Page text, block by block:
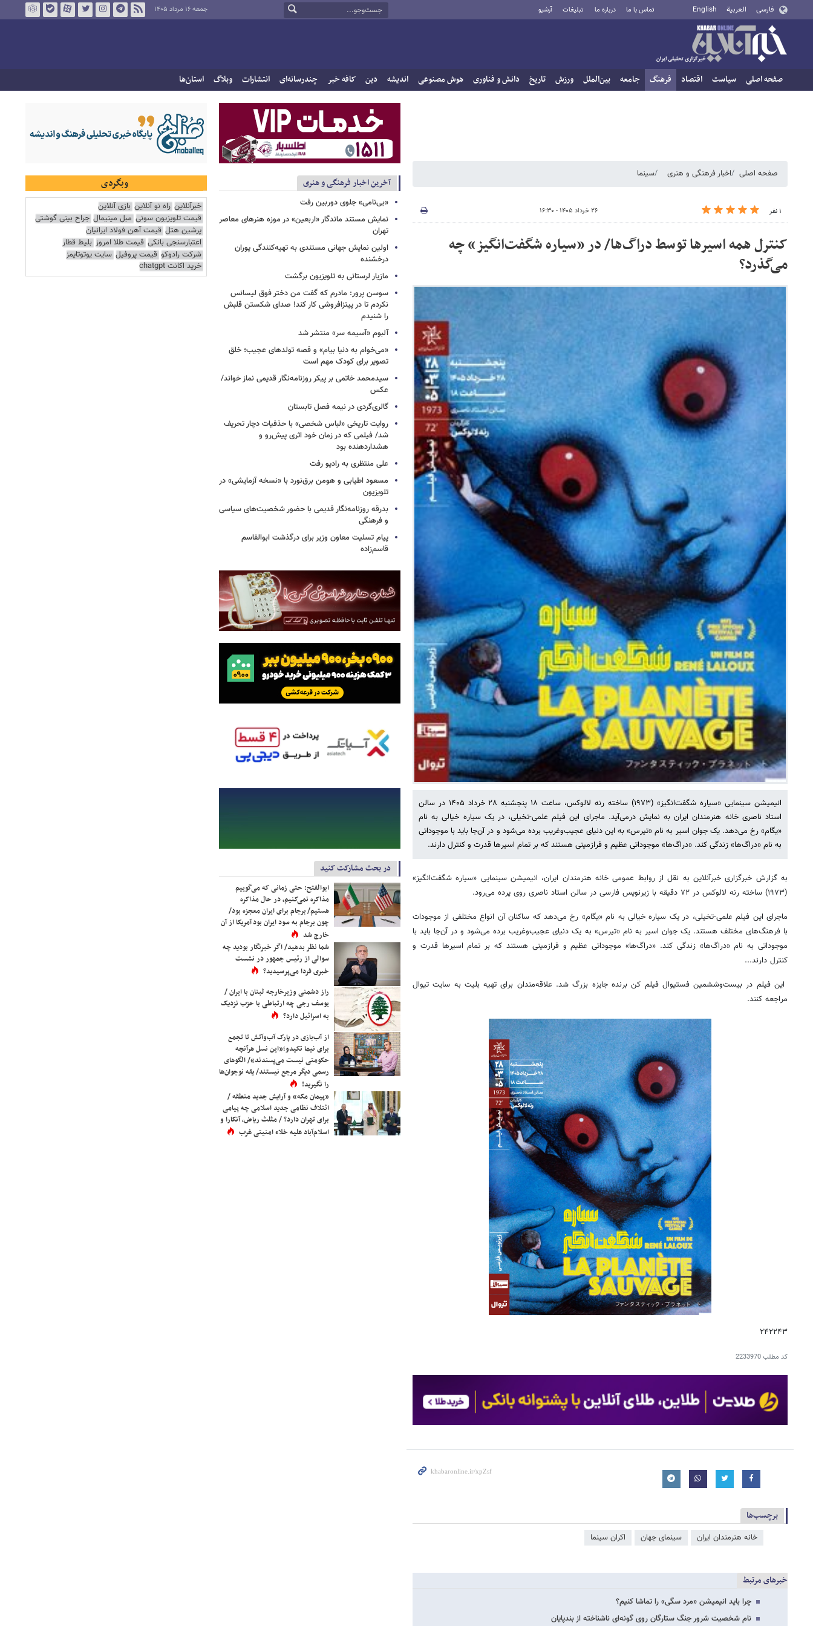
فارسی العربية English تماس با ما درباره ما تبلیغات آرشیو جمعه ۱۶ مرداد ۱۴۰۵
صفحه اصلی سیاست اقتصاد فرهنگ جامعه بین‌الملل ورزش تاریخ دانش و فناوری هوش مصنوعی اندیشه دین کافه خبر چندرسانه‌ای انتشارات وبلاگ استان‌ها
صفحه اصلی اخبار فرهنگی و هنری سینما
۱ نفر ۲۶ خرداد ۱۴۰۵ - ۱۶:۳۰
کنترل همه اسیرها توسط دراگ‌ها/ در «سیاره شگفت‌انگیز» ‏چه
می‌گذرد؟
انیمیشن سینمایی «سیاره شگفت‌انگیز» ‏(۱۹۷۳) ساخته رنه لالوکس، ساعت ۱۸ پنجشنبه ۲۸ خرداد ۱۴۰۵ در سالن
استاد ناصری خانه هنرمندان ایران به نمایش درمی‌آید. ماجرای این فیلم علمی‌-تخیلی، در یک سیاره خیالی به نام
«یگام» رخ می‌دهد. یک جوان اسیر به نام «تیرس» به این دنیای عجیب‌وغریب برده می‌شود و در آن‌جا باید با موجوداتی
به نام «دراگ‌ها» زندگی کند. «دراگ‌ها» موجوداتی عظیم و فرازمینی هستند که بر تمام اسیرها قدرت و کنترل دارند.
به گزارش خبرگزاری خبرآنلاین به نقل از روابط عمومی خانه هنرمندان ایران، انیمیشن سینمایی «سیاره شگفت‌انگیز»
‏(۱۹۷۳) ساخته رنه لالوکس در ۷۲ دقیقه با زیرنویس فارسی در سالن استاد ناصری روی پرده می‌رود.
ماجرای این فیلم علمی‌-تخیلی، در یک سیاره خیالی به نام «یگام» رخ می‌دهد که ساکنان آن انواع مختلفی از موجودات
با فرهنگ‌های مختلف هستند. یک جوان اسیر به نام «تیرس» به یک دنیای عجیب‌وغریب برده می‌شود و در آن‌جا باید با
موجوداتی به نام «دراگ‌ها» زندگی کند. «دراگ‌ها» موجوداتی عظیم و فرازمینی هستند که بر تمام اسیرها قدرت و
کنترل دارند...
این فیلم در بیست‌وششمین فستیوال فیلم کن برنده جایزه بزرگ شد. علاقه‌مندان برای تهیه بلیت به سایت تیوال
مراجعه کنند.
۲۴۲۲۴۳
کد مطلب2233970
برچسب‌ها
خانه هنرمندان ایران سینمای جهان اکران سینما
خبرهای مرتبط
چرا باید انیمیشن «مرد سگی» را تماشا کنیم؟
نام شخصیت شرور جنگ ستارگان روی گونه‌ای ناشناخته از بندپایان
آخرین اخبار فرهنگی و هنری
«بی‌نامی» جلوی دوربین رفت
نمایش مستند ماندگار «اربعین» در موزه هنرهای معاصر
تهران
اولین نمایش جهانی مستندی به تهیه‌کنندگی پوران
درخشنده
مازیار لرستانی به تلویزیون برگشت
سوسن پرور: مادرم که گفت من دختر فوق‌ لیسانس
نکردم تا در پیتزافروشی کار کند! صدای شکستن قلبش
را شنیدم
آلبوم «آسیمه سر» منتشر شد
«می‌خوام به دنیا بیام» و قصه تولدهای عجیب؛ خلق
تصویر برای کودک مهم است
سیدمحمد خاتمی بر پیکر روزنامه‌نگار قدیمی نماز خواند/
عکس
گالری‌گردی در نیمه فصل تابستان
روایت تاریخی «لباس شخصی» با حذفیات دچار تحریف
شد/ فیلمی که در زمان خود اثری پیش‌رو و
هشداردهنده بود
علی منتظری به رادیو رفت
مسعود اطیابی و هومن برق‌نورد با «نسخه آزمایشی» در
تلویزیون
بدرقه روزنامه‌نگار قدیمی با حضور شخصیت‌های سیاسی
و فرهنگی
پیام تسلیت معاون وزیر برای درگذشت ابوالقاسم
قاسم‌زاده
در بحث مشارکت کنید
ابوالفتح: حتی زمانی که می‌گوییم
مذاکره نمی‌کنیم، در حال مذاکره
هستیم/ برجام برای ایران معجزه بود/
چون برجام به سود ایران بود آمریکا از آن
خارج شد
شما نظر بدهید/ اگر خبرنگار بودید چه
سوالی از رئیس جمهور در نشست
خبری فردا می‌پرسیدید؟
راز دشمنی وزیرخارجه لبنان با ایران /
یوسف رجی چه ارتباطی با حزب نزدیک
به اسرائیل دارد؟
از آب‌بازی در پارک آب‌وآتش تا تجمع
برای نیما تکیدو؛«این نسل هرآنچه
حکومتی نیست می‌پسندند»/ الگوهای
رسمی دیگر مرجع نیستند/ یقه نوجوان‌ها
را نگیرید!
«پیمان مکه» و آرایش جدید منطقه /
ائتلاف نظامی جدید اسلامی چه پیامی
برای تهران دارد؟ / مثلث ریاض، آنکارا و
اسلام‌آباد علیه خلاء امنیتی غرب
وبگردی
خبرآنلاین راه نو آنلاین بازی آنلاین
قیمت تلویزیون سونی مبل مینیمال جراح بینی گوشتی
پرشین هتل قیمت آهن فولاد ایرانیان
اعتبارسنجی بانکی قیمت طلا امروز بلیط قطار
شرکت رادوکو قیمت پروفیل سایت یوتوتایمز
خرید اکانت chatgpt